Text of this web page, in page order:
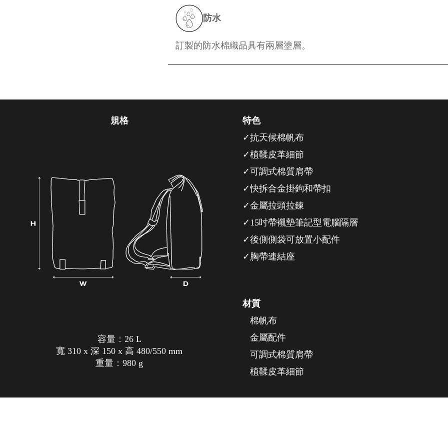
防水
訂製的防水棉織品具有兩層塗層。
規格
容量：26 L
寬 310 x 深 150 x 高 480/550 mm
重量：980 g
特色
抗天候棉帆布
植鞣皮革細節
可調式棉質肩帶
快拆合金掛鉤和帶扣
金屬拉頭拉鍊
15吋帶襯墊筆記型電腦隔層
後側側袋可放置小配件
胸帶連結座
材質
棉帆布
金屬配件
可調式棉質肩帶
植鞣皮革細節